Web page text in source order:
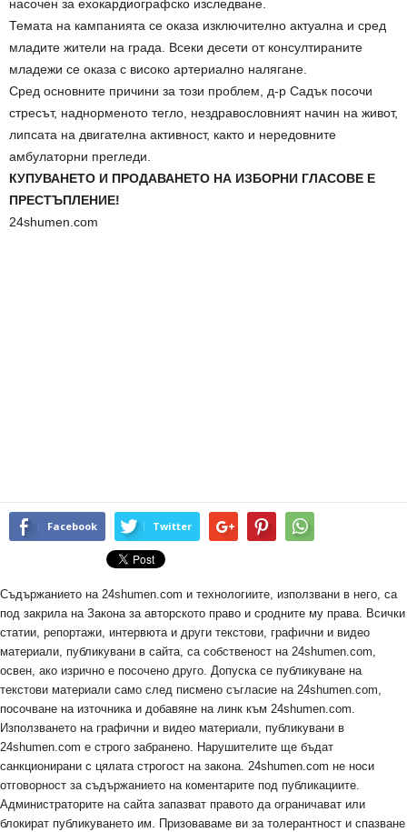
насочен за ехокардиографско изследване.
Темата на кампанията се оказа изключително актуална и сред
младите жители на града. Всеки десети от консултираните
младежи се оказа с високо артериално налягане.
Сред основните причини за този проблем, д-р Садък посочи
стресът, наднорменото тегло, нездравословният начин на живот,
липсата на двигателна активност, както и нередовните
амбулаторни прегледи.
КУПУВАНЕТО И ПРОДАВАНЕТО НА ИЗБОРНИ ГЛАСОВЕ Е
ПРЕСТЪПЛЕНИЕ!
24shumen.com
Facebook Twitter
Съдържанието на 24shumen.com и технологиите, използвани в него, са
под закрила на Закона за авторското право и сродните му права. Всички
статии, репортажи, интервюта и други текстови, графични и видео
материали, публикувани в сайта, са собственост на 24shumen.com,
освен, ако изрично е посочено друго. Допуска се публикуване на
текстови материали само след писмено съгласие на 24shumen.com,
посочване на източника и добавяне на линк към 24shumen.com.
Използването на графични и видео материали, публикувани в
24shumen.com е строго забранено. Нарушителите ще бъдат
санкционирани с цялата строгост на закона. 24shumen.com не носи
отговорност за съдържанието на коментарите под публикациите.
Администраторите на сайта запазват правото да ограничават или
блокират публикуването им. Призоваваме ви за толерантност и спазване